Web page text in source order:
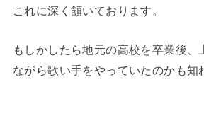
これに深く頷いております。
もしかしたら地元の高校を卒業後、
ながら歌い手をやっていたのかも知